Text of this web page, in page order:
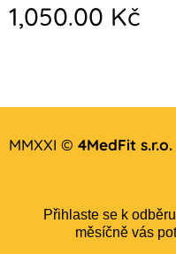
1,050.00 Kč
MMXXI © 4MedFit s.r.o.
Přihlaste se k
měsíčně vás